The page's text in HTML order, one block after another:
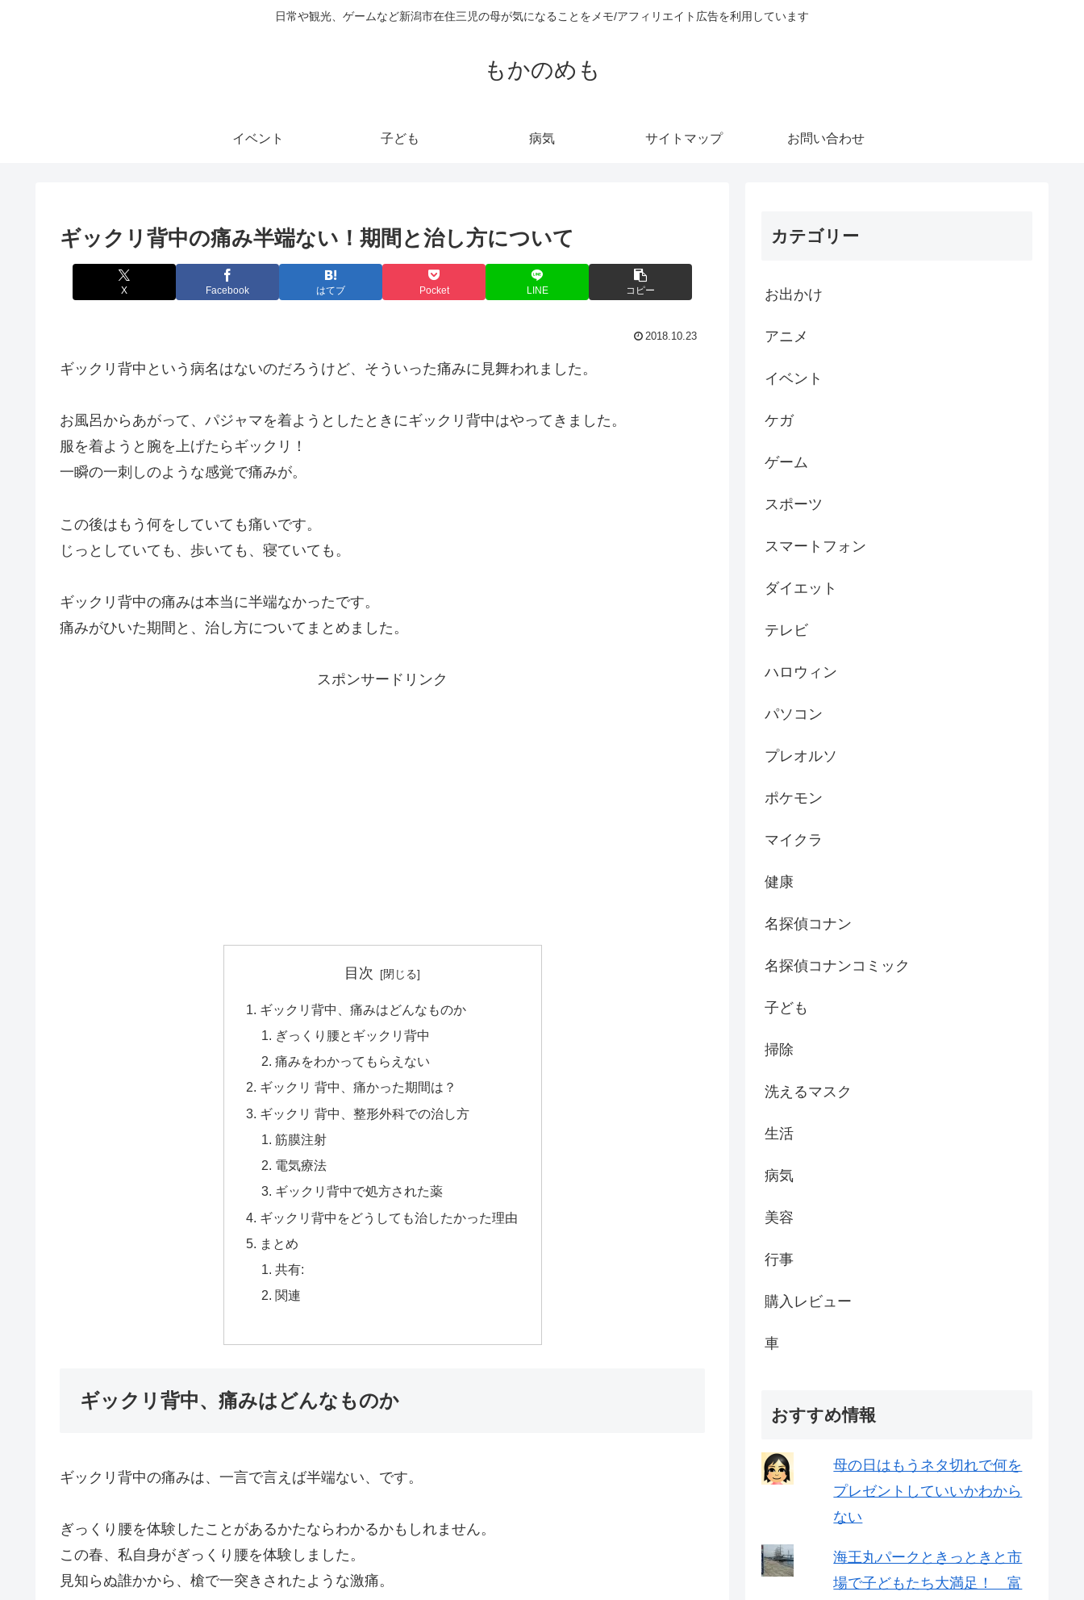
日常や観光、ゲームなど新潟市在住三児の母が気になることをメモ/アフィリエイト広告を利用しています
もかのめも
イベント 子ども 病気 サイトマップ お問い合わせ
ギックリ背中の痛み半端ない！期間と治し方について
X Facebook はてブ Pocket LINE コピー
2018.10.23
ギックリ背中という病名はないのだろうけど、そういった痛みに見舞われました。
お風呂からあがって、パジャマを着ようとしたときにギックリ背中はやってきました。
服を着ようと腕を上げたらギックリ！
一瞬の一刺しのような感覚で痛みが。
この後はもう何をしていても痛いです。
じっとしていても、歩いても、寝ていても。
ギックリ背中の痛みは本当に半端なかったです。
痛みがひいた期間と、治し方についてまとめました。
スポンサードリンク
目次
ギックリ背中、痛みはどんなものか
ぎっくり腰とギックリ背中
痛みをわかってもらえない
ギックリ 背中、痛かった期間は？
ギックリ 背中、整形外科での治し方
筋膜注射
電気療法
ギックリ背中で処方された薬
ギックリ背中をどうしても治したかった理由
まとめ
共有:
関連
ギックリ背中、痛みはどんなものか
ギックリ背中の痛みは、一言で言えば半端ない、です。
ぎっくり腰を体験したことがあるかたならわかるかもしれません。
この春、私自身がぎっくり腰を体験しました。
見知らぬ誰かから、槍で一突きされたような激痛。
カテゴリー
お出かけ
アニメ
イベント
ケガ
ゲーム
スポーツ
スマートフォン
ダイエット
テレビ
ハロウィン
パソコン
プレオルソ
ポケモン
マイクラ
健康
名探偵コナン
名探偵コナンコミック
子ども
掃除
洗えるマスク
生活
病気
美容
行事
購入レビュー
車
おすすめ情報
母の日はもうネタ切れで何を
プレゼントしていいかわから
ない
海王丸パークときっときと市
場で子どもたち大満足！ 富